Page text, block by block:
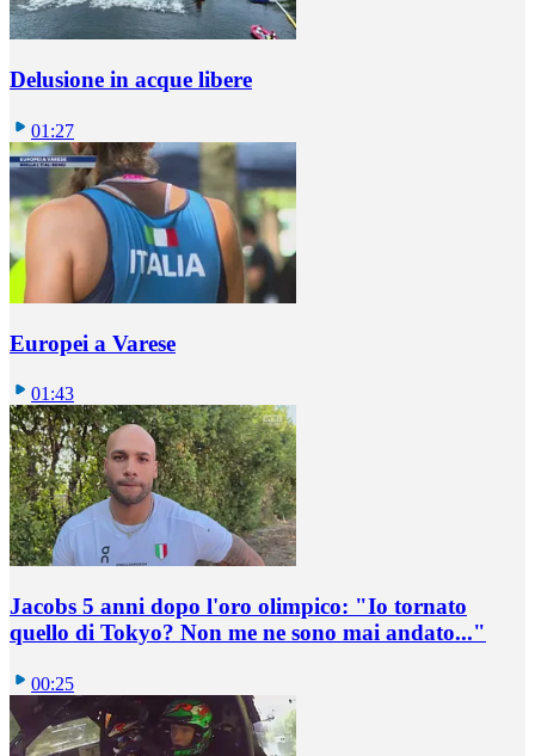
Delusione in acque libere
01:27
Europei a Varese
01:43
Jacobs 5 anni dopo l'oro olimpico: "Io tornato
quello di Tokyo? Non me ne sono mai andato..."
00:25